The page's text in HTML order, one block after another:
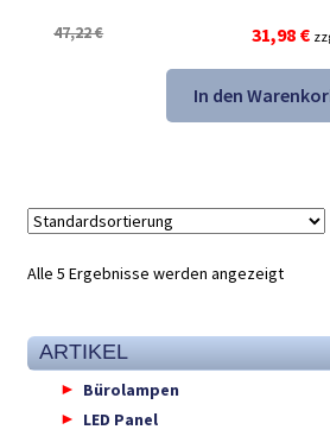
47,22€
Preis
war:
47,22 €
31,98 €
In den
Alle 5 Ergebnisse werden angezeigt
ARTIKEL
Bürolampen
LED Panel